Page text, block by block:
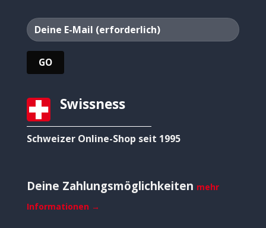
Swissness
Schweizer Online-Shop seit 1995
Deine Zahlungsmöglichkeiten mehr
Informationen →